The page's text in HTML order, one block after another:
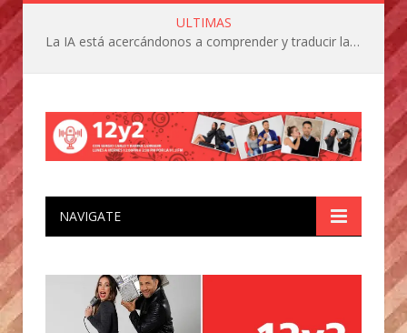
ULTIMAS
La IA está acercándonos a comprender y traducir las vocalizaciones y comportamientos de nuestras mascotas
NAVIGATE